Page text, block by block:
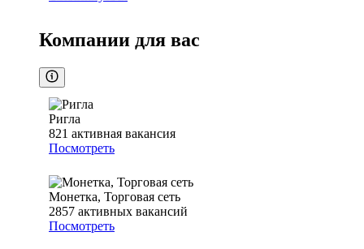
Компании для вас
Ригла
821 активная вакансия
Посмотреть
Монетка, Торговая сеть
2857 активных вакансий
Посмотреть